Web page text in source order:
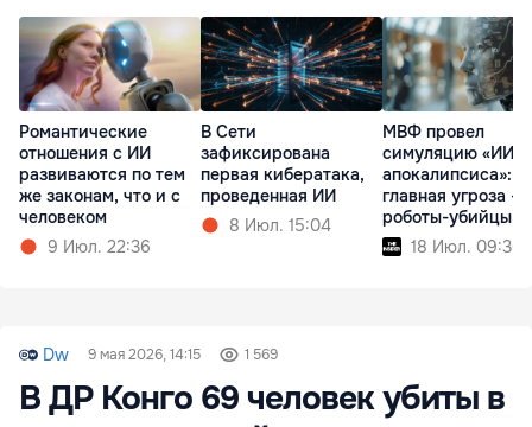
Романтические
отношения с ИИ
развиваются по тем
же законам, что и с
человеком
9 Июл. 22:36
В Сети
зафиксирована
первая кибератака,
проведенная ИИ
8 Июл. 15:04
МВФ провел
симуляцию «ИИ-
апокалипсиса»:
главная угроза -
роботы-убийцы
18 Июл. 09:36
Dw 9 мая 2026, 14:15 1 569
В ДР Конго 69 человек убиты в